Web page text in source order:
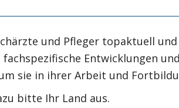
präzisionstherapie
öggh
auf der Intensivstation
und Pfleger topaktuell
Entwicklungen
sie in ihrer Arbeit und
bitte Ihr Land aus.